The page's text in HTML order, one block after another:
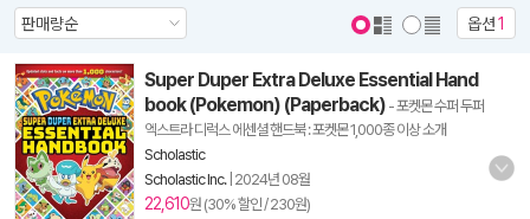
옵션1
Super Duper Extra Deluxe Essential Hand
book (Pokemon) (Paperback) - 포켓몬 수퍼 두퍼
엑스트라 디럭스 에센셜 핸드북 : 포켓몬 1,000종 이상 소개
Scholastic
Scholastic Inc.| 2024년 08월
22,610원 (30% 할인 / 230원)